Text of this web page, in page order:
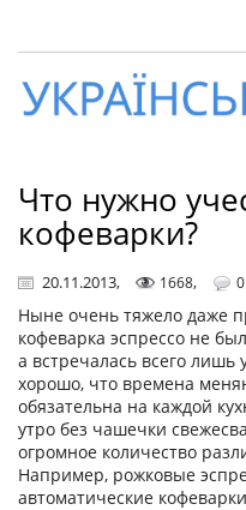
Український
вісник
Что нужно
кофеварки?
20.11.2013, 1668, 0
Ныне очень тяжело даже
кофеварка эспрессо не
а встречалась всего
хорошо, что времена
обязательна на каждой
утро без чашечки
огромное количество
Например, рожковые
автоматические